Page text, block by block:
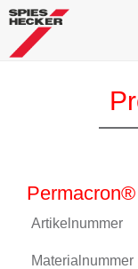
Artikelnummer
Materialnummer